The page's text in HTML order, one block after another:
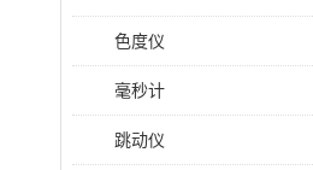
色度仪
毫秒计
跳动仪